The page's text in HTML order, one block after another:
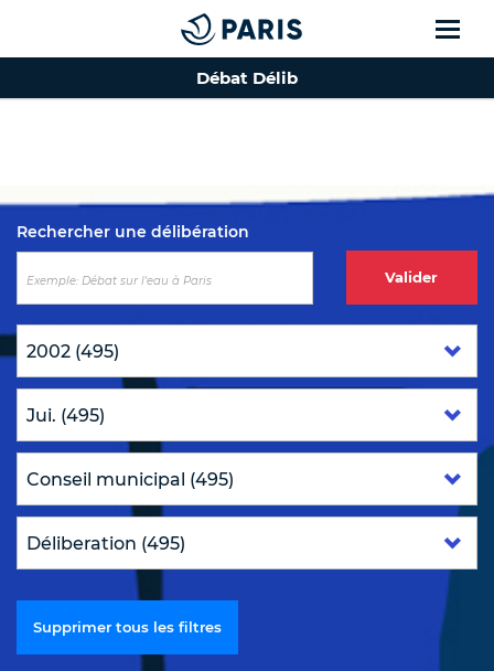
Top of the page
Débat Délib
Rechercher une délibération
Valider
Supprimer tous les filtres